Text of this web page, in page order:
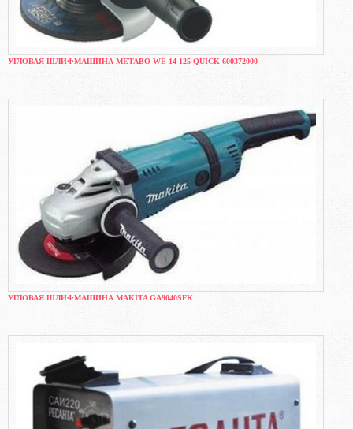
УГЛОВАЯ ШЛИФМАШИНА METABO WE 14-125 QUICK 600372000
УГЛОВАЯ ШЛИФМАШИНА MAKITA GA9040SFK